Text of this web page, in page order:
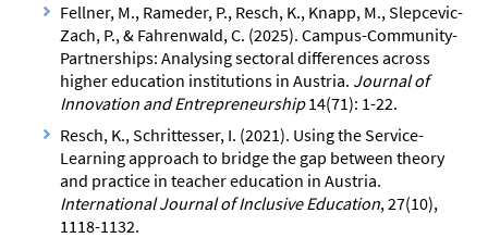
Fellner, M., Rameder, P., Resch, K., Knapp, M., Slepcevic-
Zach, P., & Fahrenwald, C. (2025). Campus-Community-
Partnerships: Analysing sectoral differences across
higher education institutions in Austria. Journal of
Innovation and Entrepreneurship14(71): 1-22.
Resch, K., Schrittesser, I. (2021). Using the Service-
Learning approach to bridge the gap between theory
and practice in teacher education in Austria.
International Journal of Inclusive Education, 27(10),
1118-1132.